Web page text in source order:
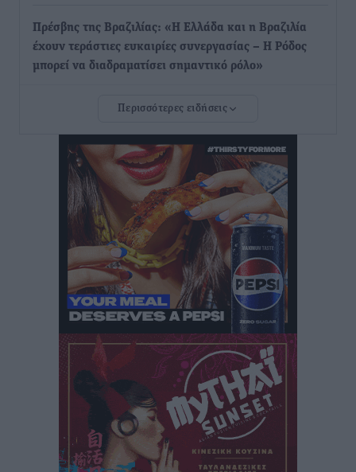
Πρέσβης της Βραζιλίας: «Η Ελλάδα και η Βραζιλία
έχουν τεράστιες ευκαιρίες συνεργασίας – Η Ρόδος
μπορεί να διαδραματίσει σημαντικό ρόλο»
το μέλλον της μέσα στην αβεβαιότητα
Συνεντεύξεις• πριν 30 λεπτά
Η υπογεννητικότητα βάζει λουκέτο σε 11 σχολεία
Πρωτοβάθμιας στα Δωδεκάνησα
Ρεπορτάζ• πριν 31 λεπτά
Κ. Σπανός: Παρά την αυξημένη τουριστική κίνηση, η
αγορά της Ρόδου κινείται κάτω από τις προσδοκίες
Ρεπορτάζ• πριν 33 λεπτά
Ο λαγοκέφαλος βρήκε επιτέλους τιμή, μένει να βρεθεί
και σχέδιο
Δημο-Κρίσεις πριν 34 λεπτά
Το ΠΑΣΟΚ στα Δωδεκάνησα ψάχνει έξι και του
Περισσότερες ειδήσεις